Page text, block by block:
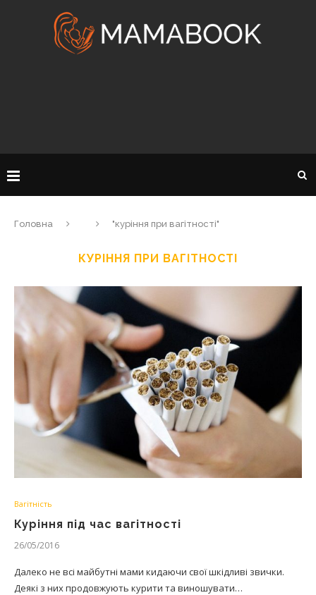
Головна "куріння при вагітності"
КУРІННЯ ПРИ ВАГІТНОСТІ
Вагітність
Куріння під час вагітності
26/05/2016
Далеко не всі майбутні мами кидаючи свої шкідливі звички.
Деякі з них продовжують курити та виношувати…